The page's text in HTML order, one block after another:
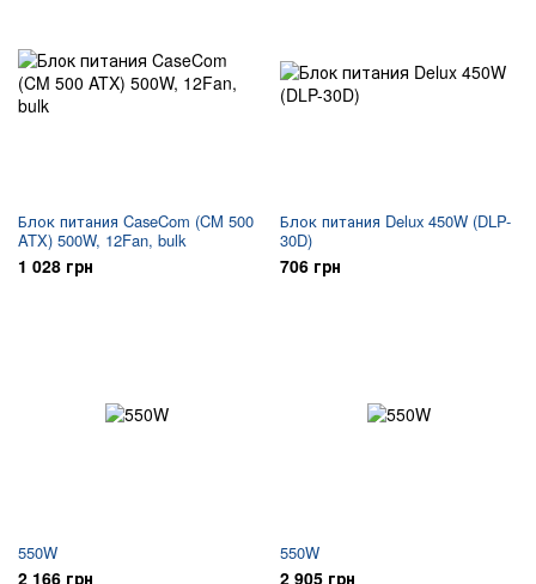
Блок питания CaseCom (CM 500
ATX) 500W, 12Fan, bulk
1 028 грн
Блок питания Delux 450W (DLP-
30D)
706 грн
550W
2 166 грн
550W
2 905 грн